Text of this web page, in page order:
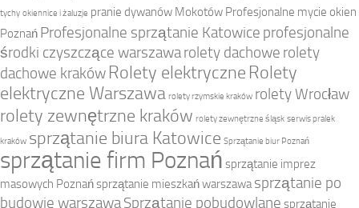
tychy okiennice i żaluzje pranie dywanów Mokotów Profesjonalne mycie okien
Poznań Profesjonalne sprzątanie Katowice profesjonalne
środki czyszczące warszawarolety dachowe rolety
dachowe kraków Rolety elektryczne Rolety
elektryczne Warszawa rolety rzymskie kraków rolety Wrocław
rolety zewnętrzne kraków rolety zewnętrzne śląsk serwis pralek
kraków sprzątanie biura Katowice Sprzątanie biur Poznań
sprzątanie firm Poznań sprzątanie imprez
masowych Poznańsprzątanie mieszkań warszawa sprzątanie po
budowie warszawaSprzątanie pobudowlane sprzątanie